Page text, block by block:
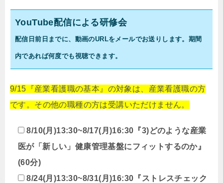
YouTube配信による研修会
配信日前日までに、動画のURLをメールでお送りします。期間
内であれば何度でも視聴できます。
9/15『産業看護職の基本』の対象は、産業看護職の方
です。その他の職種の方は受講いただけません。
8/10(月)13:30~8/17(月)16:30『3)どのような産業
医が「新しい」健康管理基盤にフィットするのか』
(60分)
8/24(月)13:30~8/31(月)16:30『ストレスチェック